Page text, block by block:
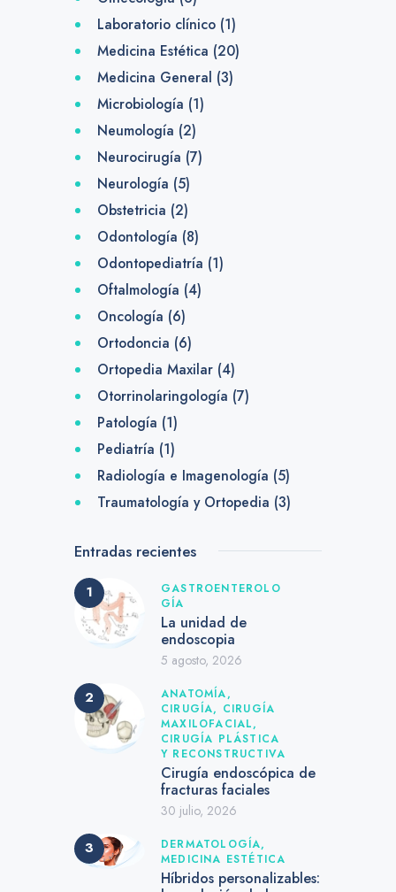
Laboratorio clínico(1)
Medicina Estética (20)
Medicina General (3)
Microbiología (1)
Neumología (2)
Neurocirugía (7)
Neurología (5)
Obstetricia (2)
Odontología (8)
Odontopediatría (1)
Oftalmología (4)
Oncología (6)
Ortodoncia (6)
Ortopedia Maxilar(4)
Otorrinolaringología (7)
Patología (1)
Pediatría (1)
Radiología e Imagenología (5)
Traumatología y Ortopedia (3)
Entradas recientes
GASTROENTEROLO
GÍA
La unidad de
endoscopia
5 agosto, 2026
ANATOMÍA,
CIRUGÍA, CIRUGÍA
MAXILOFACIAL,
CIRUGÍA PLÁSTICA
Y RECONSTRUCTIVA
Cirugía endoscópica de
fracturas faciales
30 julio, 2026
DERMATOLOGÍA,
MEDICINA ESTÉTICA
Híbridos personalizables: